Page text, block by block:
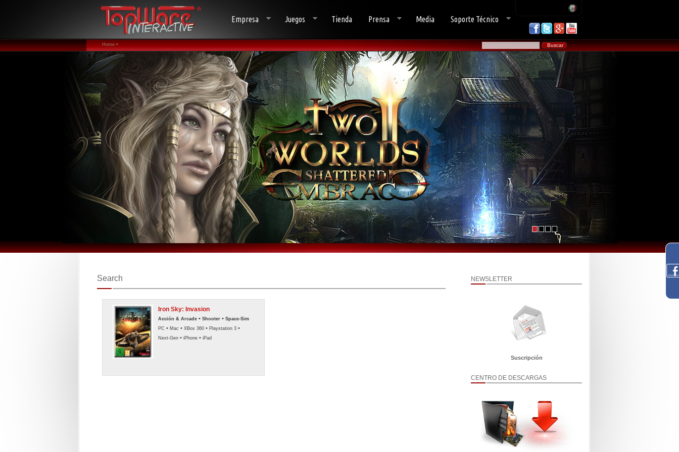
Empresa Juegos Tienda Prensa Media Soporte Técnico
Home •
Search
Iron Sky: Invasion
Acción & Arcade • Shooter • Space-Sim
PC • Mac • XBox 360 • Playstation 3 •
Next-Gen • iPhone • iPad
NEWSLETTER
Suscripción
CENTRO DE DESCARGAS